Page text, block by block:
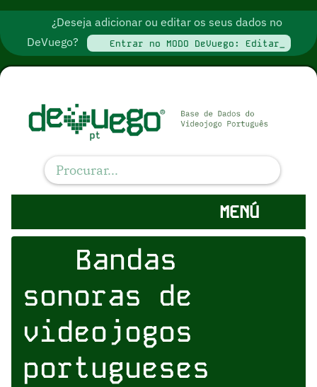
¿Deseja adicionar ou editar os seus dados no
DeVuego?
Entrar no MODO DeVuego: Editar_
MENÚ
Bandas
sonoras de
videojogos
portugueses